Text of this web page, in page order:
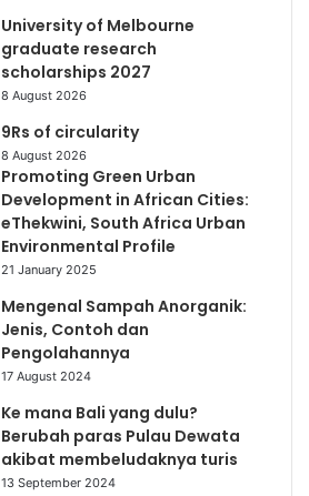
University of Melbourne
graduate research
scholarships 2027
8 August 2026
9Rs of circularity
8 August 2026
Promoting Green Urban
Development in African Cities:
eThekwini, South Africa Urban
Environmental Profile
21 January 2025
Mengenal Sampah Anorganik:
Jenis, Contoh dan
Pengolahannya
17 August 2024
Ke mana Bali yang dulu?
Berubah paras Pulau Dewata
akibat membeludaknya turis
13 September 2024